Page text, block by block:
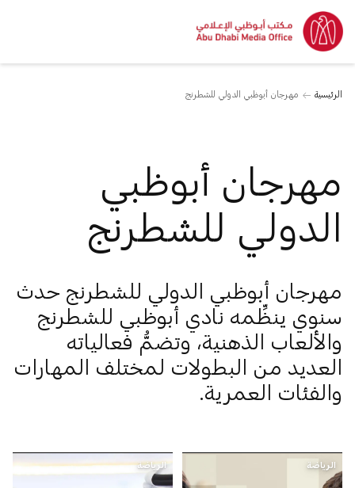
الرئيسية مهرجان أبوظبي الدولي للشطرنج
مهرجان أبوظبي
الدولي للشطرنج
مهرجان أبوظبي الدولي للشطرنج حدث
سنوي ينظِّمه نادي أبوظبي للشطرنج
والألعاب الذهنية، وتضمُّ فعالياته
العديد من البطولات لمختلف المهارات
والفئات العمرية.
الرياضة الرياضة